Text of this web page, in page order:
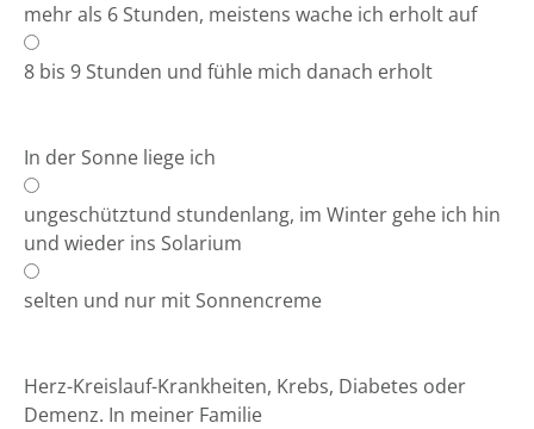
mehr als 6 Stunden, meistens wache ich erholt auf
8 bis 9 Stunden und fühle mich danach erholt
In der Sonne liege ich
ungeschütztund stundenlang, im Winter gehe ich hin
und wieder ins Solarium
selten und nur mit Sonnencreme
Herz-Kreislauf-Krankheiten, Krebs, Diabetes oder
Demenz. In meiner Familie